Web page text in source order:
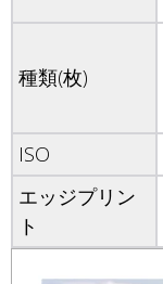
種類(枚)
ISO
エッジプリン
ト